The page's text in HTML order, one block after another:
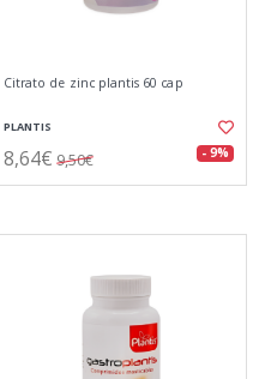
Citrato de zinc plantis 60 cap
PLANTIS
8,64€ 9,50€ - 9%